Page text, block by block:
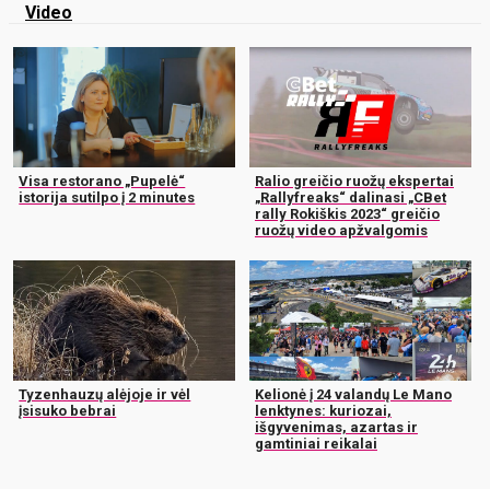
Video
Visa restorano „Pupelė“
istorija sutilpo į 2 minutes
Ralio greičio ruožų ekspertai
„Rallyfreaks“ dalinasi „CBet
rally Rokiškis 2023“ greičio
ruožų video apžvalgomis
Tyzenhauzų alėjoje ir vėl
įsisuko bebrai
Kelionė į 24 valandų Le Mano
lenktynes: kuriozai,
išgyvenimas, azartas ir
gamtiniai reikalai